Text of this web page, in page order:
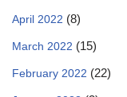
April 2022 (8)
March 2022 (15)
February 2022 (22)